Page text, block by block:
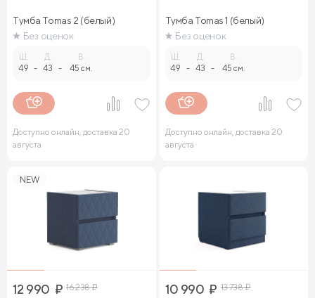
Тумба Tomas 2 (белый)
Без оценок
49 -
Д.
43 -
В.
45 см.
Доступно онлайн, доставка 20
августа
Тумба Tomas 1 (белый)
Без оценок
49 -
Д.
43 -
В.
45 см.
Доступно онлайн, доставка 20
августа
NEW
12 990 ₽ 16 238₽
10 990 ₽ 13 738₽